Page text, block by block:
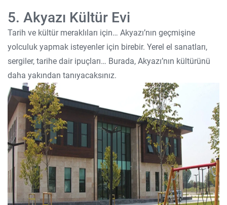
5. Akyazı Kültür Evi
Tarih ve kültür meraklıları için… Akyazı’nın geçmişine
yolculuk yapmak isteyenler için birebir. Yerel el sanatları,
sergiler, tarihe dair ipuçları… Burada, Akyazı’nın kültürünü
daha yakından tanıyacaksınız.